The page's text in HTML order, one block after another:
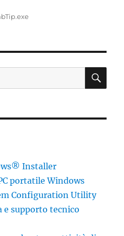
Installer
portatile Windows
Configuration Utility
e supporto tecnico